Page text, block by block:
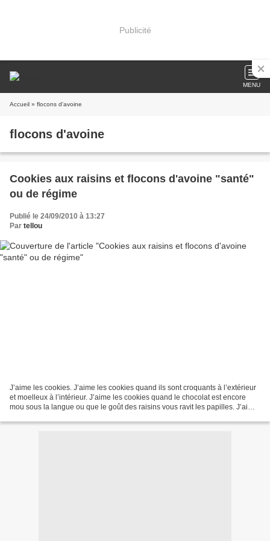
Publicité
MENU
Accueil » flocons d'avoine
flocons d'avoine
Cookies aux raisins et flocons d'avoine "santé"
ou de régime
Publié le 24/09/2010 à 13:27
Par tellou
J’aime les cookies. J’aime les cookies quand ils sont croquants à l’extérieur
et moelleux à l’intérieur. J’aime les cookies quand le chocolat est encore
mou sous la langue ou que le goût des raisins vous ravit les papilles. J’aime